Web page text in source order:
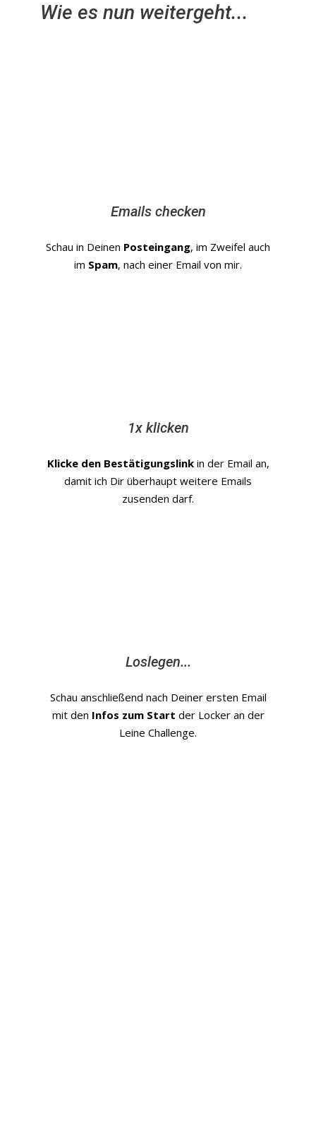
Wie es nun weitergeht...
Emails checken
Schau in Deinen Posteingang, im Zweifel auch
im Spam, nach einer Email von mir.
1x klicken
Klicke den Bestätigungslinkin der Email an,
damit ich Dir überhaupt weitere Emails
zusenden darf.
Loslegen...
Schau anschließend nach Deiner ersten Email
mit den Infos zum Start der Locker an der
Leine Challenge.